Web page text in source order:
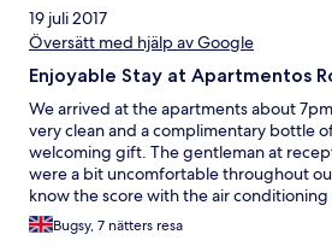
19 juli 2017
Översätt med hjälp av Google
Enjoyable Stay at Apartmentos
We arrived at the apartments about
very clean and a complimentary bottle
welcoming gift. The gentleman at
were a bit uncomfortable throughout
know the score with the air
very warm. Apparently, it only works if
and the minimum temperature you could
Bugsy, 7 nätters resa